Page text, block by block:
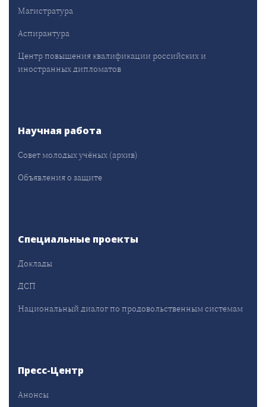
Магистратура
Аспирантура
Центр повышения квалификации российских и
иностранных дипломатов
Научная работа
Совет молодых учёных (архив)
Объявления о защите
Специальные проекты
Доклады
ДСП
Национальный диалог по продовольственным системам
Пресс-Центр
Анонсы